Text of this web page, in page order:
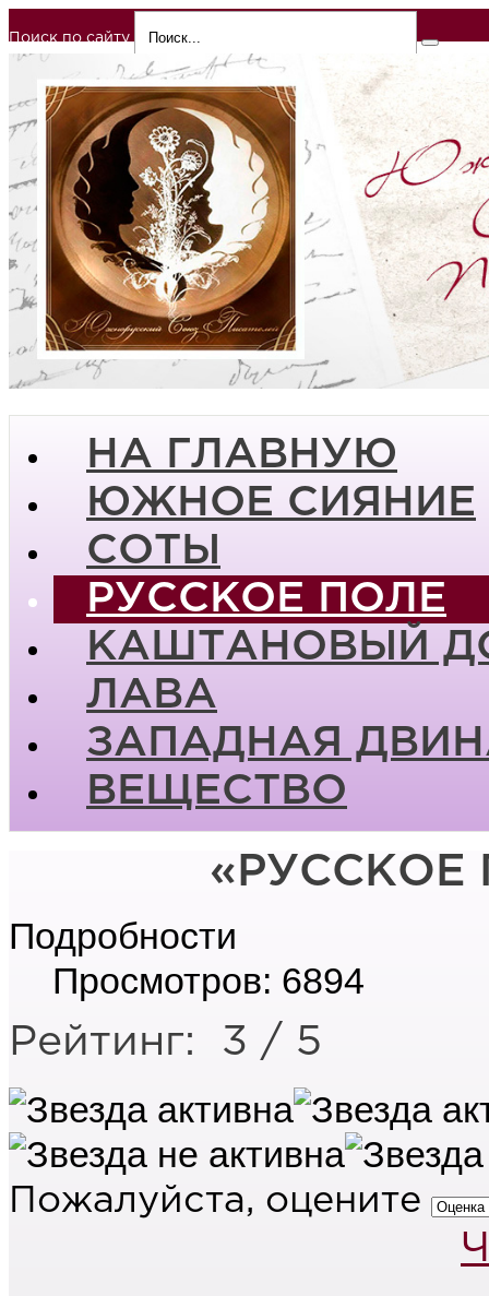
Поиск по сайту
НА ГЛАВНУЮ
ЮЖНОЕ СИЯНИЕ
СОТЫ
РУССКОЕ ПОЛЕ
КАШТАНОВЫЙ
ЛАВА
ЗАПАДНАЯ
ВЕЩЕСТВО
«РУССКОЕ
Подробности
Просмотров: 6894
Рейтинг: 3 / 5
Пожалуйста, оцените